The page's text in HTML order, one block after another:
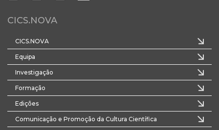
CICS.NOVA
CICS.NOVA
Equipa
Investigação
Formação
Edições
Comunicação e Promoção da Cultura Científica